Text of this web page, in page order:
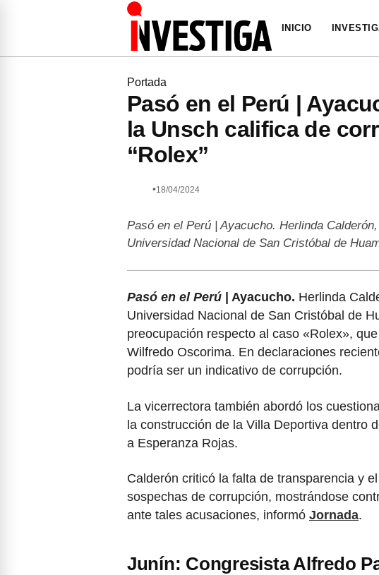
INICIO
Portada
Pasó en el Perú |
la Unsch califica de
“Rolex”
•18/04/2024
Pasó en el Perú | Ayacucho. Herlinda
Universidad Nacional de San Cristóbal de
Pasó en el Perú | Ayacucho. Herlinda
Universidad Nacional de San Cristóbal de
preocupación respecto al caso «Rolex»,
Wilfredo Oscorima. En declaraciones
podría ser un indicativo de corrupción.
La vicerrectora también abordó los
la construcción de la Villa Deportiva dentro
a Esperanza Rojas.
Calderón criticó la falta de transparencia y
sospechas de corrupción, mostrándose
ante tales acusaciones, informó Jornada.
Junín: Congresista Alfredo